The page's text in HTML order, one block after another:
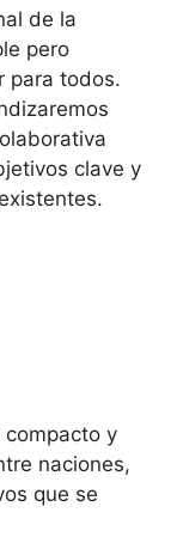
de la
pero
para todos.
clave y
compacto y
naciones,
que se